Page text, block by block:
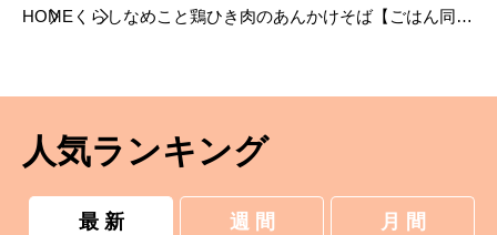
HOME くらしなめこと鶏ひき肉のあんかけそば【ごはん同盟
人気ランキング
最 新 週 間 月 間